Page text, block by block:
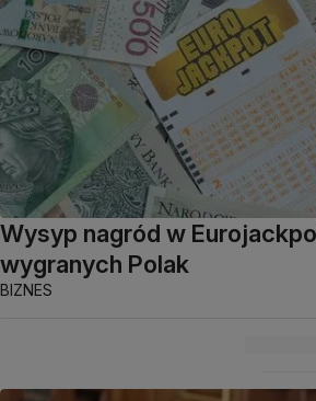
Wysyp nagród w
wygranych Polak
BIZNES